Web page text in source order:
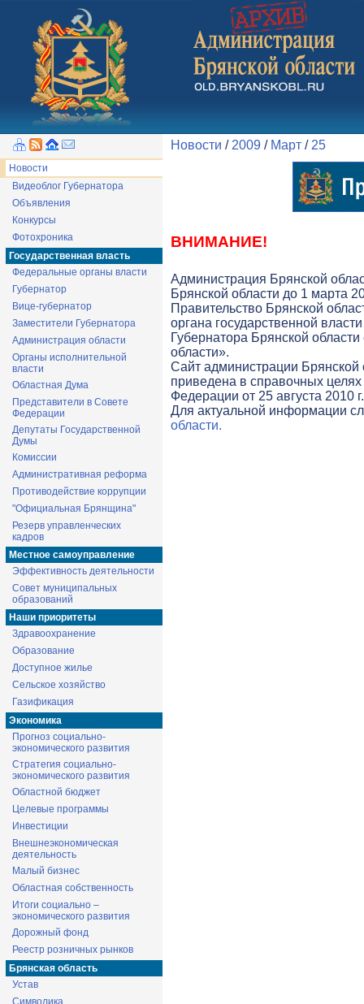
Новости
Видеоблог Губернатора
Объявления
Конкурсы
Фотохроника
Государственная власть
Федеральные органы власти
Губернатор
Вице-губернатор
Заместители Губернатора
Администрация области
Органы исполнительной
власти
Областная Дума
Представители в Совете
Федерации
Депутаты Государственной
Думы
Комиссии
Административная реформа
Противодействие коррупции
"Официальная Брянщина"
Резерв управленческих
кадров
Местное самоуправление
Эффективность деятельности
Совет муниципальных
образований
Наши приоритеты
Здравоохранение
Образование
Доступное жилье
Сельское хозяйство
Газификация
Экономика
Прогноз социально-
экономического развития
Стратегия социально-
экономического развития
Областной бюджет
Целевые программы
Инвестиции
Внешнеэкономическая
деятельность
Малый бизнес
Областная собственность
Итоги социально –
экономического развития
Дорожный фонд
Реестр розничных рынков
Брянская область
Устав
Символика
Новости / 2009 / Март / 25
ВНИМАНИЕ!
Администрация Брянской
Брянской области до 1 марта
Правительство Брянской
органа государственной
Губернатора Брянской
области».
Cайт администрации
приведена в справочных целях
Федерации от 25 августа 2010
Для актуальной информации
области.